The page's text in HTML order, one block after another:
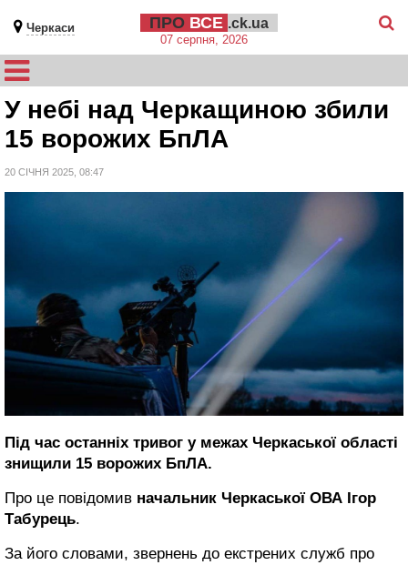
Черкаси ПРО ВСЕ .ck.ua
07 серпня, 2026
У небі над Черкащиною збили
15 ворожих БпЛА
20 СІЧНЯ 2025, 08:47
Під час останніх тривог у межах Черкаської області
знищили 15 ворожих БпЛА.
Про це повідомив начальник Черкаської ОВА Ігор
Табурець.
За його словами, звернень до екстрених служб про